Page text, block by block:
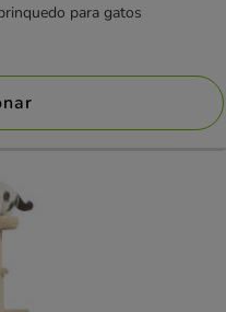
para gatos